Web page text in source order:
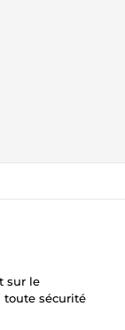
sur le
toute sécurité